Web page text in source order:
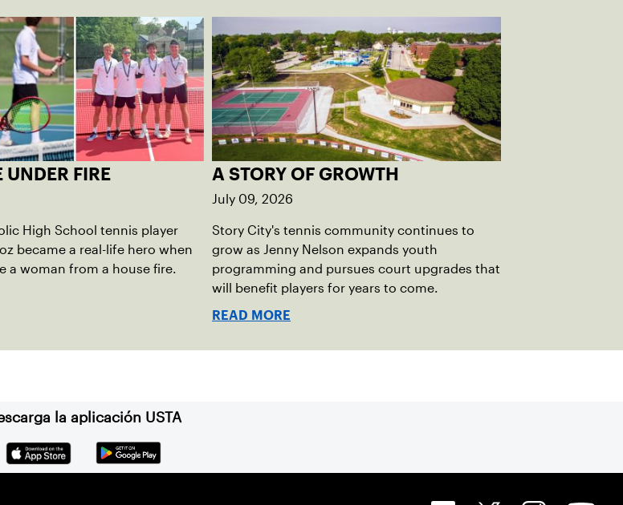
UNDER FIRE
High School tennis player
became a real-life hero when
a woman from a house fire.
A STORY OF GROWTH
July 09, 2026
Story City's tennis community continues to
grow as Jenny Nelson expands youth
programming and pursues court upgrades that
will benefit players for years to come.
READ MORE
la aplicación USTA